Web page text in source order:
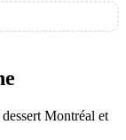
Montréal et